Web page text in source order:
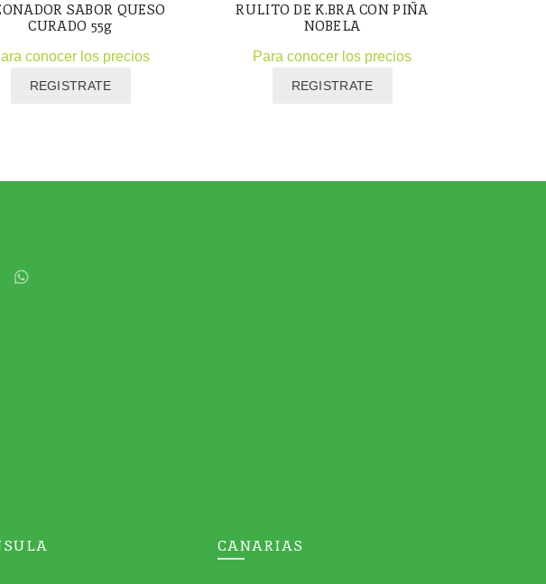
SABOR QUESO
CURADO 55g
conocer los precios
REGISTRATE
RULITO DE K.BRA CON PIÑA
NOBELA
Para conocer los precios
REGISTRATE
CANARIAS